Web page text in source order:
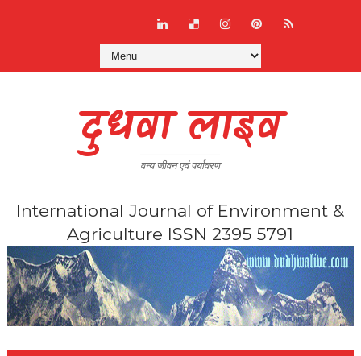
दुधवा लाइव
वन्य जीवन एवं पर्यावरण
International Journal of Environment &
Agriculture ISSN 2395 5791